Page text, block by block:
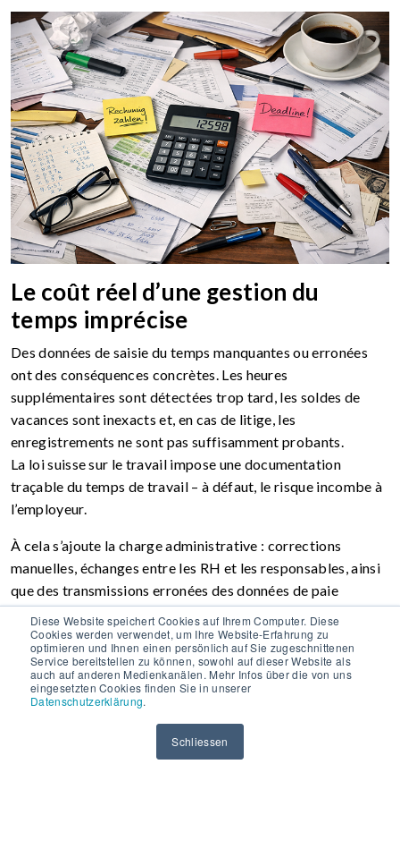
Diese Website speichert Cookies auf Ihrem Computer. Diese
Cookies werden verwendet, um Ihre Website-Erfahrung zu
optimieren und Ihnen einen persönlich auf Sie zugeschnittenen
Service bereitstellen zu können, sowohl auf dieser Website als
auch auf anderen Medienkanälen. Mehr Infos über die von uns
eingesetzten Cookies finden Sie in unserer
Datenschutzerklärung.
Schliessen
Le coût réel d’une gestion du
temps imprécise
Des données de saisie du temps manquantes ou erronées
ont des conséquences concrètes. Les heures
supplémentaires sont détectées trop tard, les soldes de
vacances sont inexacts et, en cas de litige, les
enregistrements ne sont pas suffisamment probants.
La loi suisse sur le travail impose une documentation
traçable du temps de travail – à défaut, le risque incombe à
l’employeur.
À cela s’ajoute la charge administrative : corrections
manuelles, échanges entre les RH et les responsables, ainsi
que des transmissions erronées des données de paie
mobilisent du temps – chaque mois. Un système
correctement paramétré ne résout pas ces problématiques
instantanément, mais il établit les bases nécessaires pour
les éliminer progressivement.